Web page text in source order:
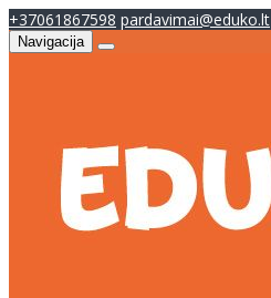
+37061867598 pardavimai@eduko.lt
Navigacija